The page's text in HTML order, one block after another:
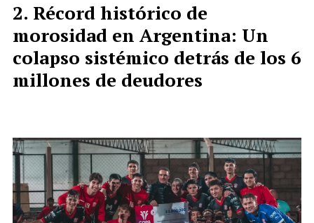
Récord histórico de
morosidad en Argentina: Un
colapso sistémico detrás de los 6
millones de deudores